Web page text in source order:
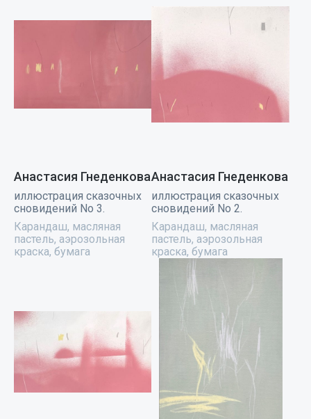
Анастасия Гнеденкова
иллюстрация сказочных
сновидений No 3.
Карандаш, масляная
пастель, аэрозольная
краска, бумага
Анастасия Гнеденкова
иллюстрация сказочных
сновидений No 2.
Карандаш, масляная
пастель, аэрозольная
краска, бумага